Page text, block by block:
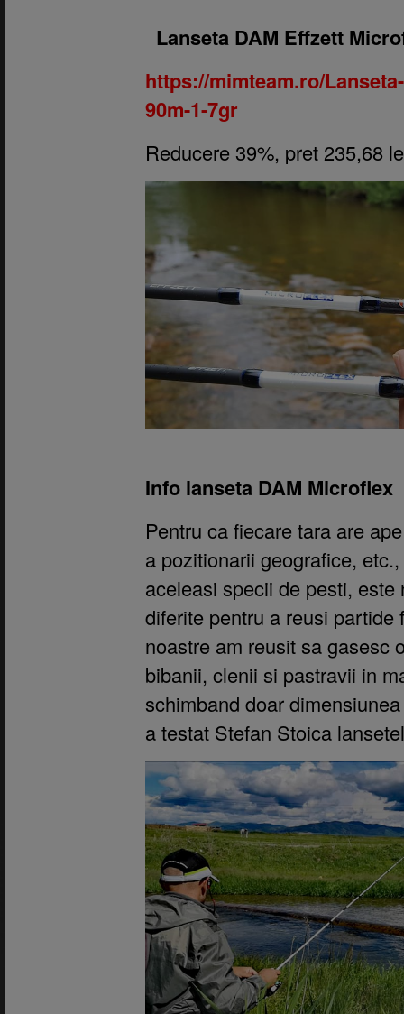
Lanseta DAM Effzett
https://mimteam.ro/
90m-1-7gr
Reducere 39%, pret 235,68
Info lanseta DAM Microflex
Pentru ca fiecare tara are
a pozitionarii geografice,
aceleasi specii de pesti,
diferite pentru a reusi partide
noastre am reusit sa gasesc
bibanii, clenii si pastravii in
schimband doar
a testat Stefan Stoica